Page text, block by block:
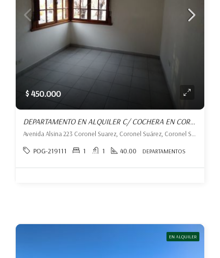
$ 450.000
DEPARTAMENTO EN ALQUILER C/ COCHERA EN CORONEL SUÁREZ
POG-219111 1 1 40.00 DEPARTAMENTOS
EN ALQUILER